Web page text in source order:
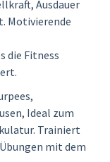
Ausdauer
Motivierende
die Fitness
Ideal zum
Trainiert
mit dem